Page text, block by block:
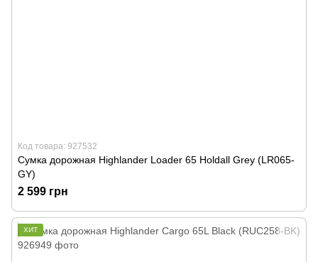
Код товара: 927532
Сумка дорожная Highlander Loader 65 Holdall Grey (LR065-
GY)
2 599 грн
ХИТ